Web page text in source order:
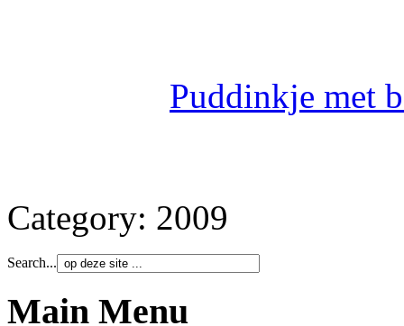
Puddinkje met
Category: 2009
Search...
Main Menu